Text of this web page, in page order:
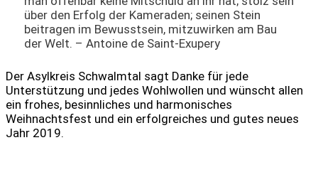
über den Erfolg der Kameraden; seinen Stein
beitragen im Bewusstsein, mitzuwirken am Bau
der Welt. – Antoine de Saint-Exupery
Der Asylkreis Schwalmtal sagt Danke für jede
Unterstützung und jedes Wohlwollen und wünscht allen
ein frohes, besinnliches und harmonisches
Weihnachtsfest und ein erfolgreiches und gutes neues
Jahr 2019.